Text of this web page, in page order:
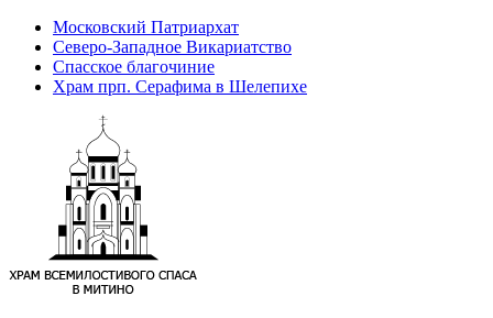
Московский Патриархат
Северо-Западное Викариатство
Спасское благочиние
Храм прп. Серафима в Шелепихе